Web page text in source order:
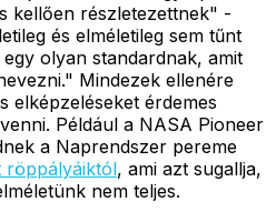
kellően részletezettnek" -
és elméletileg sem tűnt
olyan standardnak, amit
Mindezek ellenére
elképzeléseket érdemes
Például a NASA Pioneer
a Naprendszer pereme
röppályáiktól, ami azt sugallja,
nem teljes.